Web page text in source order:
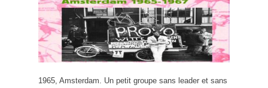
1965, Amsterdam. Un petit groupe sans leader et sans